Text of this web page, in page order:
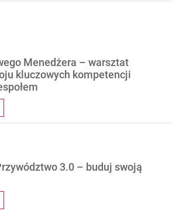
Menedżera – warsztat
kluczowych kompetencji
3.0 – buduj swoją